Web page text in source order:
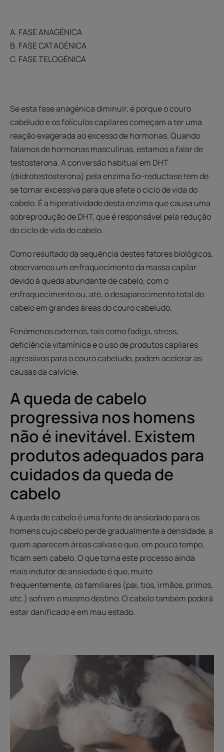
A. FASE ANAGÉNICA
B. FASE CATAGÉNICA
C. FASE TELOGÉNICA
Se esta fase anagénica diminuir, é porque o couro
cabeludo e os folículos capilares começam a ter uma
reação exagerada ao excesso de hormonas. Quando
falamos de hormonas masculinas, estamos a falar de
testosterona. A conversão habitual em DHT
(diidrotestosterona) pela enzima 5α-reductase tem de
se tornar excessiva para que afete o ciclo de vida do
cabelo. É a hiperatividade desta enzima que causa uma
sobreprodução de DHT, que é responsável pela redução
do ciclo de vida do cabelo.
Como resultado da sequência destes fatores biológicos,
observamos um enfraquecimento da massa capilar
devido à queda abundante de cabelo, com o
enfraquecimento ou, até, o desaparecimento total do
cabelo em grandes áreas do couro cabeludo.
Fenómenos externos, tais como fadiga, stress,
deficiência vitamínica e o uso de produtos capilares
agressivos para o couro cabeludo, podem acelerar as
causas da calvície.
A queda de cabelo
progressiva nos homens
não é inevitável. Existem
produtos adequados para
cuidados da queda de
cabelo
A queda de cabelo é uma fonte de ansiedade para os
homens cujo cabelo perde gradualmente a densidade, a
quem aparecem áreas calvas e que, em pouco tempo,
ficam sem cabelo. O que torna este processo ainda
mais indutor de ansiedade é que, muito
frequentemente, os familiares (pai, tios, irmãos, primos,
etc.) sofrem o mesmo destino. O cabelo também poderá
estar danificado e em mau estado.